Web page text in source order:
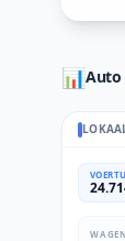
📊Auto